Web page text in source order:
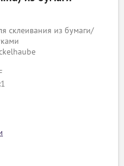
склеивания из бумаги/